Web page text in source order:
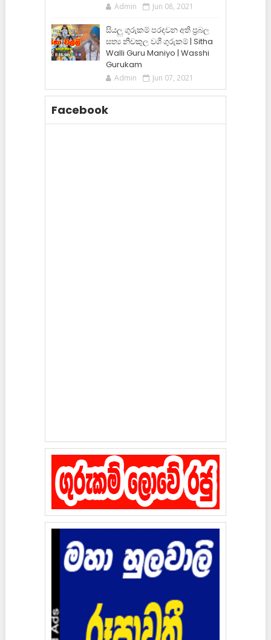
Admin Jun 08, 2021
සියලු ගුරුකම් පරදවන අති ප්‍රබල
සත්‍ය නීචකුල වශී ගුරුකම් | Sitha
Walli Guru Maniyo | Wasshi
Gurukam
Admin Jun 07, 2021
Facebook